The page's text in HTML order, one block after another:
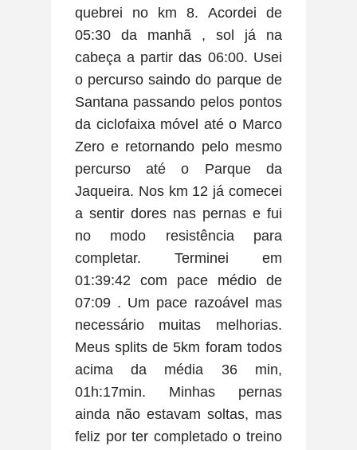
quebrei no km 8. Acordei de
05:30 da manhã , sol já na
cabeça a partir das 06:00. Usei
o percurso saindo do parque de
Santana passando pelos pontos
da ciclofaixa móvel até o Marco
Zero e retornando pelo mesmo
percurso até o Parque da
Jaqueira. Nos km 12 já comecei
a sentir dores nas pernas e fui
no modo resistência para
completar. Terminei em
01:39:42 com pace médio de
07:09 . Um pace razoável mas
necessário muitas melhorias.
Meus splits de 5km foram todos
acima da média 36 min,
01h:17min. Minhas pernas
ainda não estavam soltas, mas
feliz por ter completado o treino